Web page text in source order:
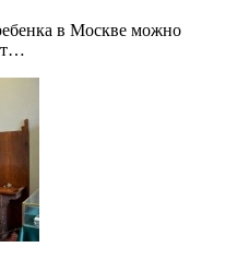
в Москве можно